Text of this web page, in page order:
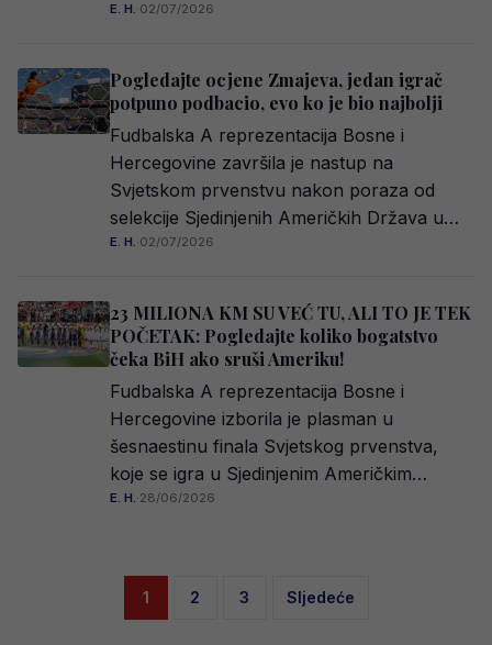
E. H.·02/07/2026
Pogledajte ocjene Zmajeva, jedan igrač
potpuno podbacio, evo ko je bio najbolji
Fudbalska A reprezentacija Bosne i
Hercegovine završila je nastup na
Svjetskom prvenstvu nakon poraza od
selekcije Sjedinjenih Američkih Država u…
E. H.·02/07/2026
23 MILIONA KM SU VEĆ TU, ALI TO JE TEK
POČETAK: Pogledajte koliko bogatstvo
čeka BiH ako sruši Ameriku!
Fudbalska A reprezentacija Bosne i
Hercegovine izborila je plasman u
šesnaestinu finala Svjetskog prvenstva,
koje se igra u Sjedinjenim Američkim…
E. H.·28/06/2026
Posts
1 2 3 Sljedeće